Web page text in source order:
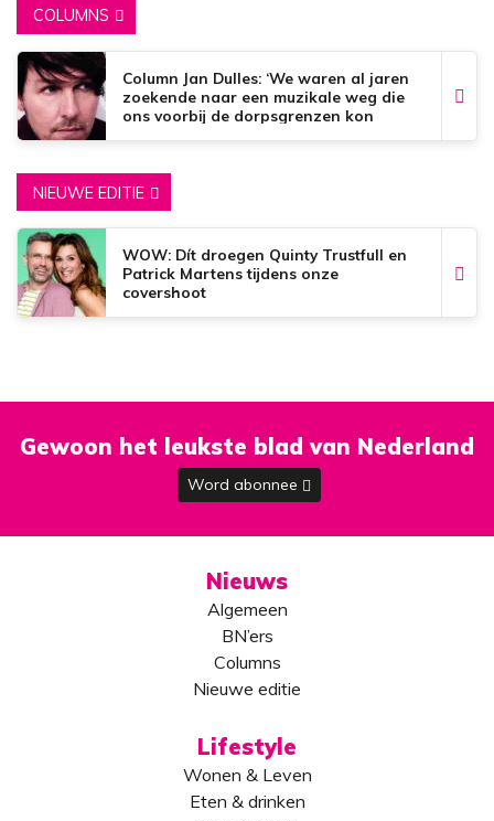
COLUMNS
Column Jan Dulles: ‘We waren al jaren
zoekende naar een muzikale weg die
ons voorbij de dorpsgrenzen kon
NIEUWE EDITIE
WOW: Dít droegen Quinty Trustfull en
Patrick Martens tijdens onze
covershoot
Gewoon het leukste blad van Nederland
Word abonnee
Nieuws
Algemeen
BN’ers
Columns
Nieuwe editie
Lifestyle
Wonen & Leven
Eten & drinken